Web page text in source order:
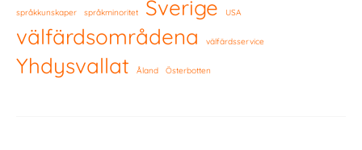
språkkunskaper språkminoritet Sverige USA
välfärdsområdena välfärdsservice
Yhdysvallat Åland Österbotten